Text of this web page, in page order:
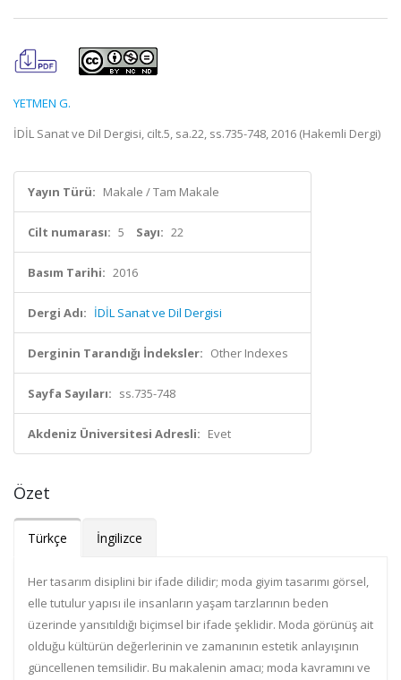
YETMEN G.
İDİL Sanat ve Dil Dergisi, cilt.5, sa.22, ss.735-748, 2016 (Hakemli Dergi)
Yayın Türü: Makale / Tam Makale
Cilt numarası: 5 Sayı: 22
Basım Tarihi: 2016
Dergi Adı: İDİL Sanat ve Dil Dergisi
Derginin Tarandığı İndeksler: Other Indexes
Sayfa Sayıları: ss.735-748
Akdeniz Üniversitesi Adresli: Evet
Özet
Türkçe İngilizce
Her tasarım disiplini bir ifade dilidir; moda giyim tasarımı görsel,
elle tutulur yapısı ile insanların yaşam tarzlarının beden
üzerinde yansıtıldığı biçimsel bir ifade şeklidir. Moda görünüş ait
olduğu kültürün değerlerinin ve zamanının estetik anlayışının
güncellenen temsilidir. Bu makalenin amacı; moda kavramını ve